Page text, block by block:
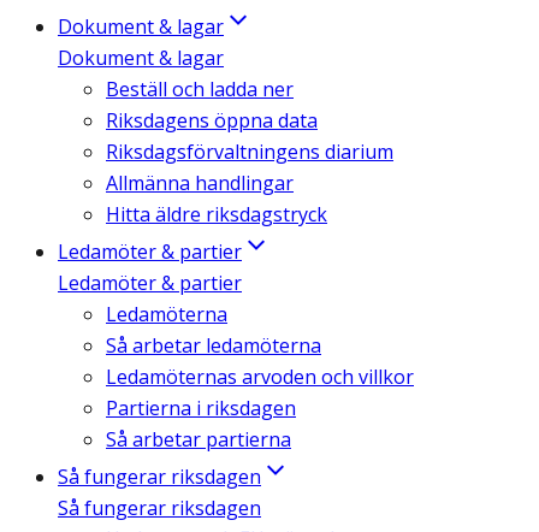
Dokument & lagar
Dokument & lagar
Beställ och ladda ner
Riksdagens öppna data
Riksdagsförvaltningens diarium
Allmänna handlingar
Hitta äldre riksdagstryck
Ledamöter & partier
Ledamöter & partier
Ledamöterna
Så arbetar ledamöterna
Ledamöternas arvoden och villkor
Partierna i riksdagen
Så arbetar partierna
Så fungerar riksdagen
Så fungerar riksdagen